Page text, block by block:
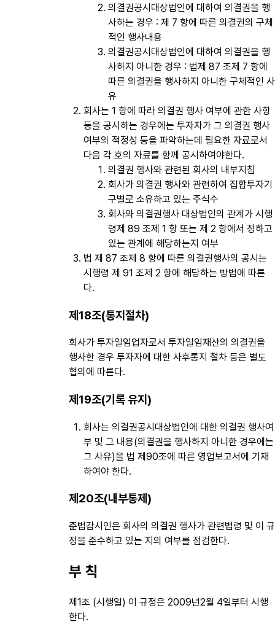
의결권공시대상법인에 대하여 의결권을 행
사하는 경우 : 제 7 항에 따른 의결권의 구체
적인 행사내용
의결권공시대상법인에 대하여 의결권을 행
사하지 아니한 경우 : 법제 87 조제 7 항에
따른 의결권을 행사하지 아니한 구체적인 사
유
회사는 1 항에 따라 의결권 행사 여부에 관한 사항
등을 공시하는 경우에는 투자자가 그 의결권 행사
여부의 적정성 등을 파악하는데 필요한 자료로서
다음 각 호의 자료를 함께 공시하여야한다.
의결권 행사와 관련된 회사의 내부지침
회사가 의결권 행사와 관련하여 집합투자기
구별로 소유하고 있는 주식수
회사와 의결권행사 대상법인의 관계가 시행
령제 89 조제 1 항 또는 제 2 항에서 정하고
있는 관계에 해당하는지 여부
법 제 87 조제 8 항에 따른 의결권행사의 공시는
시행령 제 91 조제 2 항에 해당하는 방법에 따른
다.
제18조(통지절차)
회사가 투자일임업자로서 투자일임재산의 의결권을
행사한 경우 투자자에 대한 사후통지 절차 등은 별도
협의에 따른다.
제19조(기록 유지)
회사는 의결권공시대상법인에 대한 의결권 행사여
부 및 그 내용(의결권을 행사하지 아니한 경우에는
그 사유)을 법 제90조에 따른 영업보고서에 기재
하여야 한다.
제20조(내부통제)
준법감시인은 회사의 의결권 행사가 관련법령 및 이 규
정을 준수하고 있는 지의 여부를 점검한다.
부 칙
제1조 (시행일) 이 규정은 2009년2월 4일부터 시행
한다.